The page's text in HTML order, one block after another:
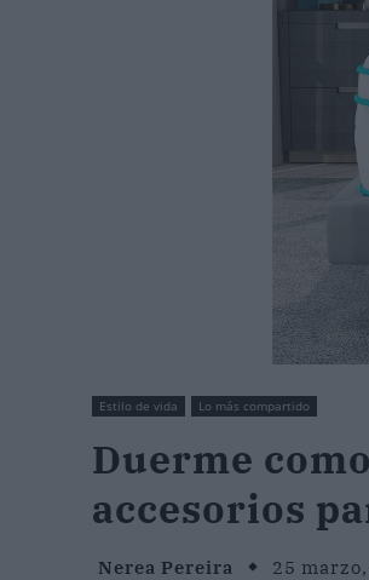
Estilo de vida Lo más compartido
Duerme
accesorios
Nerea Pereira 25